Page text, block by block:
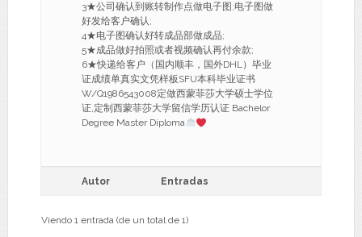
3★公司确认到账转制作点做电子图;电子图做
好发给客户确认;
4★电子图确认好转成品部做成品;
5★成品做好拍照或者视频确认再付余款;
6★快递给客户（国内顺丰，国外DHL）毕业
证成绩单真实文凭样板SFU本科毕业证书
W/Q1986543008定做西蒙菲莎大学硕士学位
证,定制西蒙菲莎大学留信学历认证 Bachelor
Degree Master Diploma
Autor Entradas
Viendo 1 entrada (de un total de 1)